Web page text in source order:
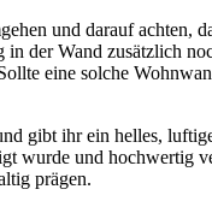
und darauf achten,
in der Wand zusätzlich
eine solche
gibt ihr ein helles,
wurde und hochwertig
prägen.